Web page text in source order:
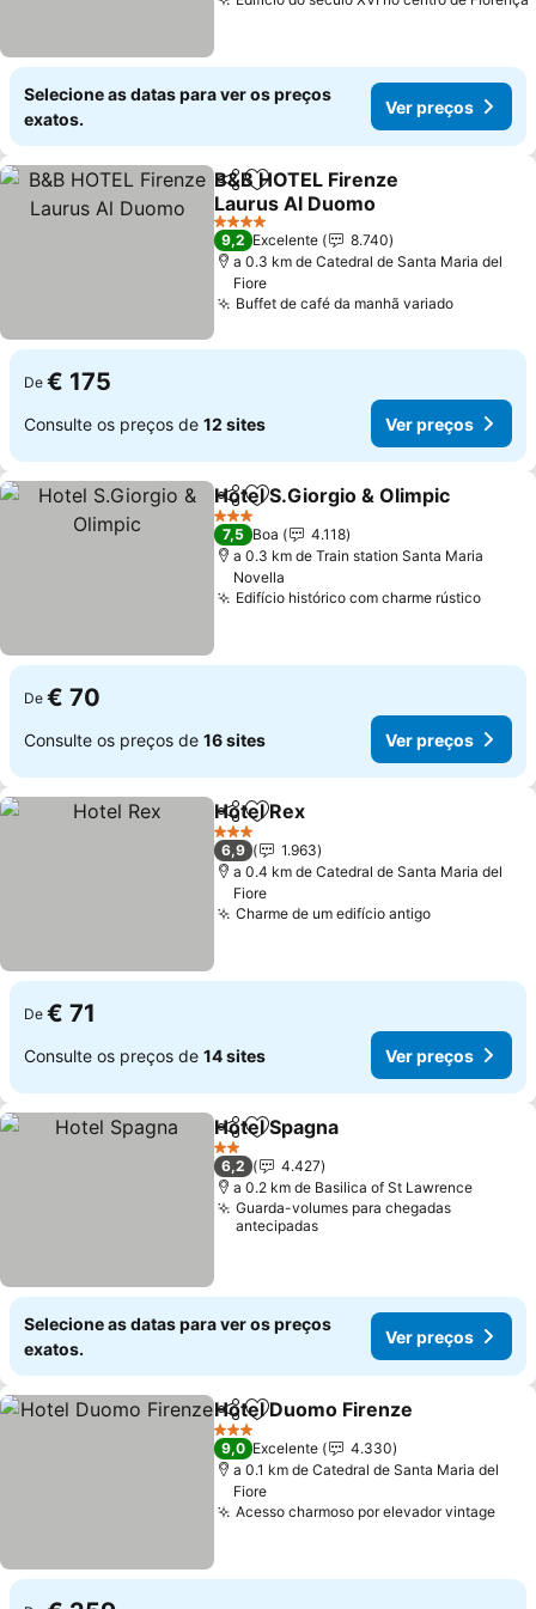
Selecione as datas para ver os preços
exatos.
Ver preços
PartilharAdicionar aos favoritos
B&B HOTEL Firenze
Laurus Al Duomo
4 Estrelas
9,2 Excelente
8.740
a 0.3 km de Catedral de Santa Maria del
Fiore
Buffet de café da manhã variado
De € 175
Consulte os preços de 12 sites Ver preços
PartilharAdicionar aos favoritos
Hotel S.Giorgio & Olimpic
3 Estrelas
7,5 Boa
4.118
a 0.3 km de Train station Santa Maria
Novella
Edifício histórico com charme rústico
De € 70
Consulte os preços de 16 sites Ver preços
PartilharAdicionar aos favoritos
Hotel Rex
3 Estrelas
6,9
1.963
a 0.4 km de Catedral de Santa Maria del
Fiore
Charme de um edifício antigo
De € 71
Consulte os preços de 14 sites Ver preços
PartilharAdicionar aos favoritos
Hotel Spagna
2 Estrelas
6,2
4.427
a 0.2 km de Basilica of St Lawrence
Guarda-volumes para chegadas
antecipadas
Selecione as datas para ver os preços
exatos.
Ver preços
PartilharAdicionar aos favoritos
Hotel Duomo Firenze
3 Estrelas
9,0 Excelente
4.330
a 0.1 km de Catedral de Santa Maria del
Fiore
Acesso charmoso por elevador vintage